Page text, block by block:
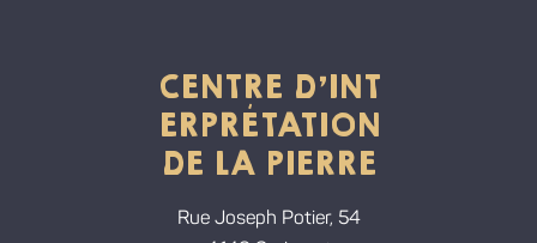
CENTRE D'INT
ERPRÉTATION
DE LA PIERRE
Rue Joseph Potier, 54